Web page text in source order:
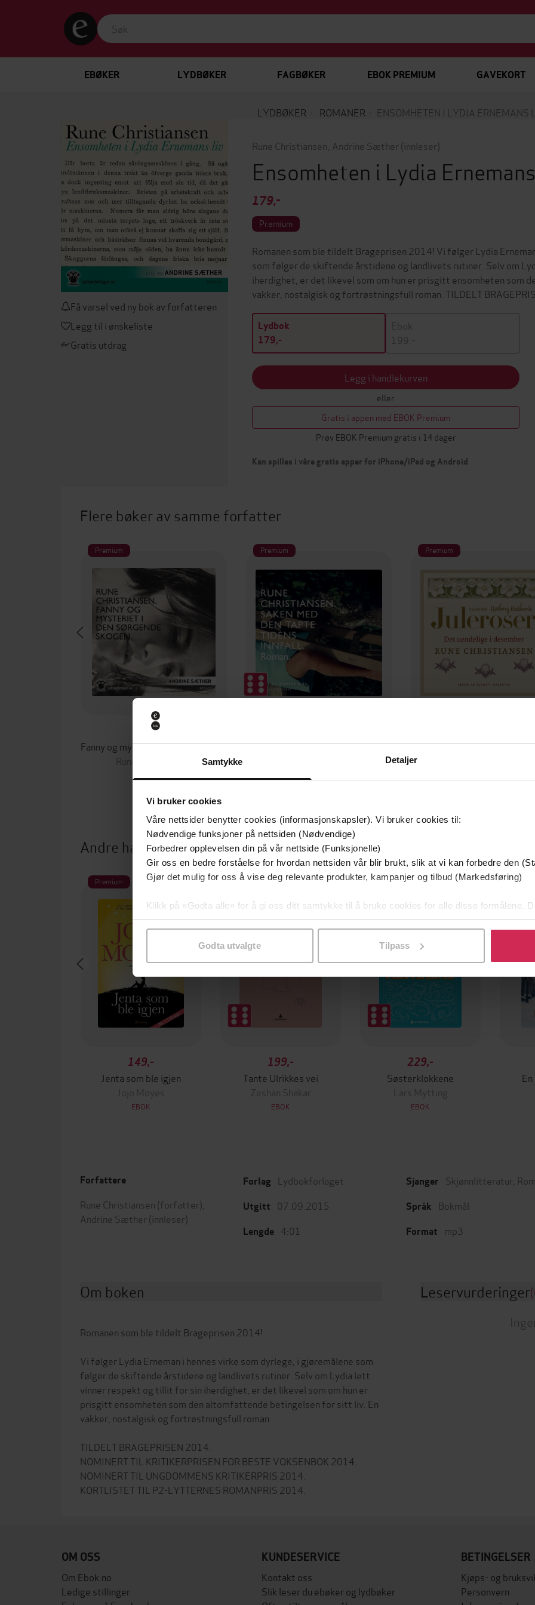
Samtykke Detaljer
Vi bruker cookies
Våre nettsider benytter cookies (informasjonskapsler). Vi bruker cookies til:
Nødvendige funksjoner på nettsiden (Nødvendige)
Forbedrer opplevelsen din på vår nettside (Funksjonelle)
Gir oss en bedre forståelse for hvordan nettsiden vår blir brukt, slik at vi kan forbedre den
Gjør det mulig for oss å vise deg relevante produkter, kampanjer og tilbud (Markedsføring)
Klikk på «Godta alle» for å gi oss ditt samtykke til å bruke cookies for alle disse formålene.
samtykke til spesifikke formål ved å klikke på «Tilpass». Du kan når som helst trekke
Godta utvalgte Tilpass
EBØKER LYDBØKER FAGBØKER EBOK PREMIUM GAVEKORT
LYDBØKER ROMANER ENSOMHETEN I LYDIA ERNEMANS
Få varsel ved ny bok av forfatteren
Legg til i ønskeliste
Gratis utdrag
Rune Christiansen Andrine Sæther (innleser)
Ensomheten i Lydia
179,-
Premium
Romanen som ble tildelt Brageprisen 2014! Vi følger Lydia
som følger de skiftende årstidene og landlivets rutiner. Selv om
iherdighet, er det likevel som om hun er prisgitt ensomheten som
vakker, nostalgisk og fortrøstningsfull roman. TILDELT
Lydbok
179,-
Ebok
199,-
Legg i handlekurven
eller
Gratis i appen med EBOK Premium
Prøv EBOK Premium gratis i 14 dager
Kan spilles i våre gratis apper for iPhone/iPad og Android
Flere bøker av samme forfatter
Premium
179,-
Fanny og mysteriet i den sørgende skogen
Rune Christiansen
Premium
Saken med den tapte tidens innfall
Premium
Det uendelige i
Andre har også kjøpt
Premium
149,-
Jenta som ble igjen
Jojo Moyes
EBOK
199,-
Tante Ulrikkes vei
Zeshan Shakar
EBOK
229,-
Søsterklokkene
Lars Mytting
EBOK
Forfattere
Rune Christiansen (forfatter),
Andrine Sæther (innleser)
Forlag Lydbokforlaget
Utgitt 07.09.2015
Lengde 4:01
Sjanger Skjønnlitteratur
Språk Bokmål
Format mp3
Om boken
Romanen som ble tildelt Brageprisen 2014!
Vi følger Lydia Erneman i hennes virke som dyrlege, i gjøremålene som
følger de skiftende årstidene og landlivets rutiner. Selv om Lydia lett
vinner respekt og tillit for sin iherdighet, er det likevel som om hun er
prisgitt ensomheten som den altomfattende betingelsen for sitt liv. En
vakker, nostalgisk og fortrøstningsfull roman.
TILDELT BRAGEPRISEN 2014.
NOMINERT TIL KRITIKERPRISEN FOR BESTE VOKSENBOK 2014.
NOMINERT TIL UNGDOMMENS KRITIKERPRIS 2014.
Leservurderinger
OM OSS
Om Ebok.no
Ledige stillinger
KUNDESERVICE
Kontakt oss
Slik leser du ebøker og lydbøker
BETINGELSER
Kjøps- og
Personvern